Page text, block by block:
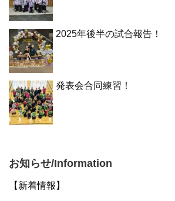
2025年後半の試合報告！
発表会合同練習！
お知らせ/Information
【新着情報】